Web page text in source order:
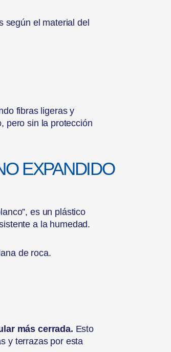
según el material del
fibras ligeras y
pero sin la protección
EXPANDIDO
es un plástico
a la humedad.
de roca.
más cerrada. Esto
y terrazas por esta